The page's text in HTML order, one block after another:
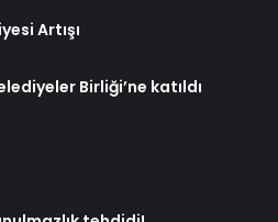
Artışı
Birliği’ne katıldı